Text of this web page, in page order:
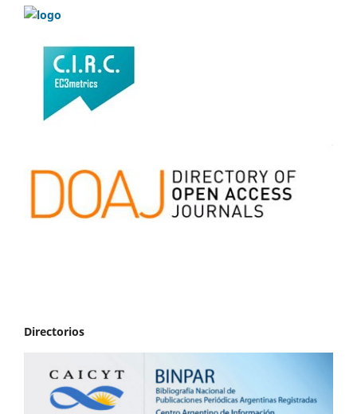
Directorios